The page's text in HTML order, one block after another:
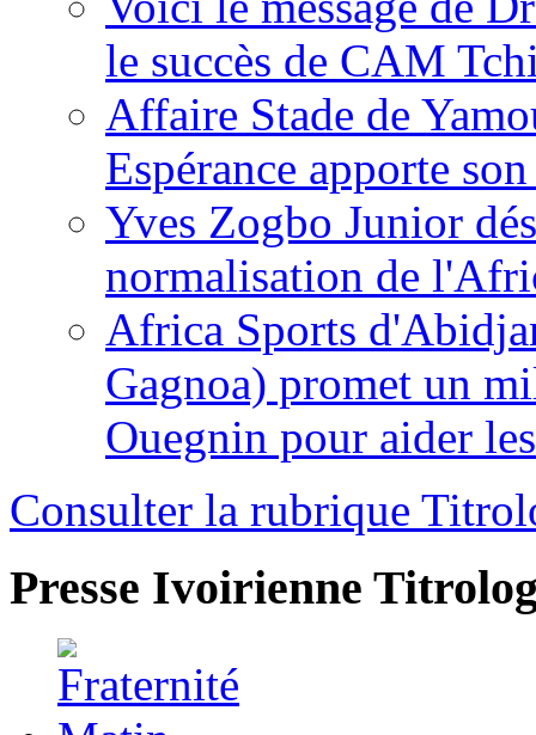
le succès de CAM
Affaire Stade de
Espérance apporte
Yves Zogbo Junior
normalisation de
Africa Sports
Gagnoa) promet un
Ouegnin pour aider
Consulter la rubrique
Presse Ivoirienne